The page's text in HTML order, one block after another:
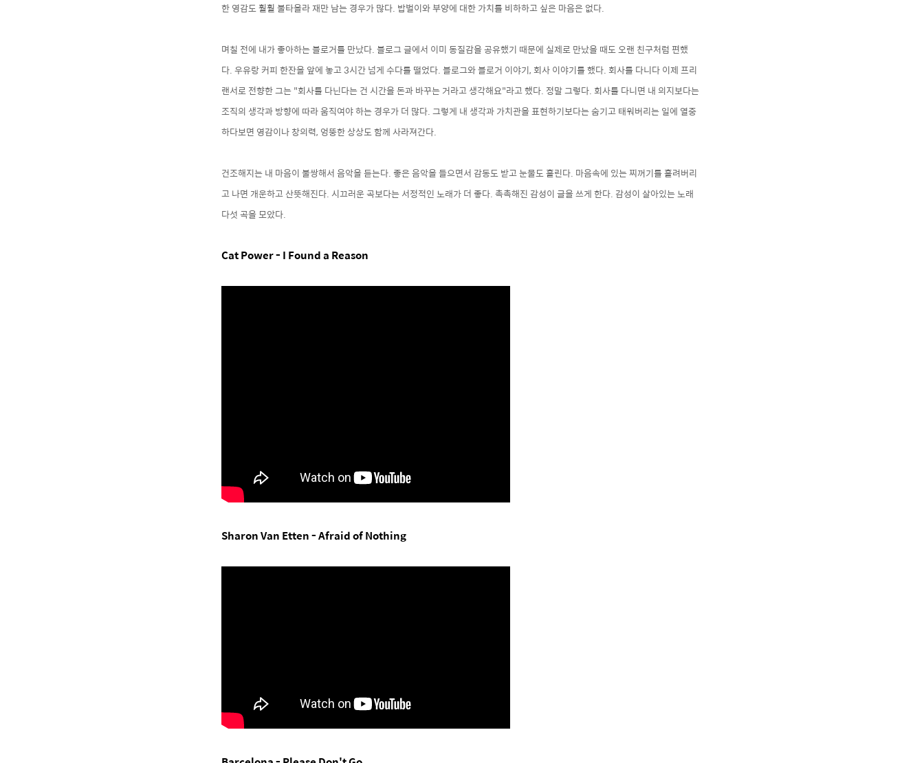
한 영감도 훨훨 불타올라 재만 남는 경우가 많다. 밥벌이와 부양에 대한 가치를 비하하고 싶은 마음은 없다.
며칠 전에 내가 좋아하는 블로거를 만났다. 블로그 글에서 이미동질감을 공유했기 때문에 실제로 만났을 때도 오랜 친구처럼 편했
다.우유랑 커피한잔을 앞에놓고3시간 넘게 수다를 떨었다. 블로그와 블로거 이야기, 회사 이야기를 했다.회사를 다니다 이제 프리
랜서로 전향한 그는"회사를 다닌다는 건 시간을 돈과 바꾸는 거라고 생각해요"라고 했다. 정말 그렇다. 회사를 다니면 내 의지보다는
조직의 생각과 방향에 따라 움직여야 하는 경우가 더 많다. 그렇게 내 생각과 가치관을 표현하기보다는 숨기고 태워버리는 일에 열중
하다보면 영감이나 창의력, 엉뚱한 상상도 함께 사라져간다.
건조해지는 내 마음이 불쌍해서 음악을 듣는다. 좋은 음악을 들으면서 감동도 받고 눈물도 흘린다. 마음속에 있는 찌꺼기를 흘려버리
고 나면 개운하고 산뜻해진다. 시끄러운 곡보다는 서정적인 노래가 더 좋다.촉촉해진 감성이 글을 쓰게 한다. 감성이 살아있는 노래
다섯 곡을 모았다.
Cat Power - I Found a Reason
Sharon Van Etten -Afraid of Nothing